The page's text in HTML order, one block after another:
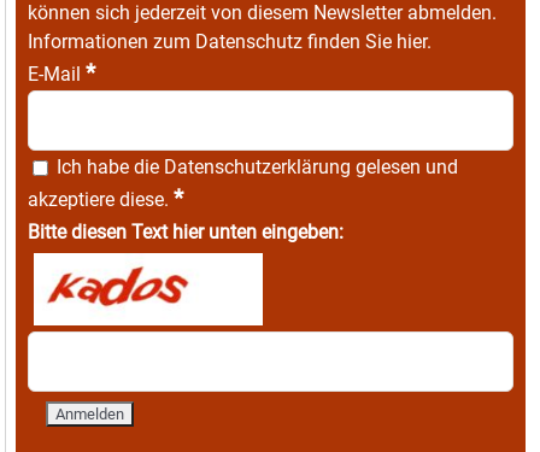
können sich jederzeit von diesem Newsletter abmelden.
Informationen zum Datenschutz finden Sie hier.
E-Mail *
Ich habe die Datenschutzerklärung gelesen und
akzeptiere diese. *
Bitte diesen Text hier unten eingeben: